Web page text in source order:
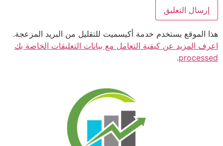
هذا الموقع يستخدم خدمة أكيسميت للتقليل من البريد المزعجة.
اعرف المزيد عن كيفية التعامل مع بيانات التعليقات الخاصة بك
processed
.